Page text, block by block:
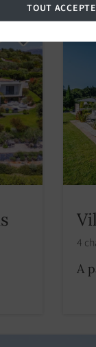
4
A
TOUT